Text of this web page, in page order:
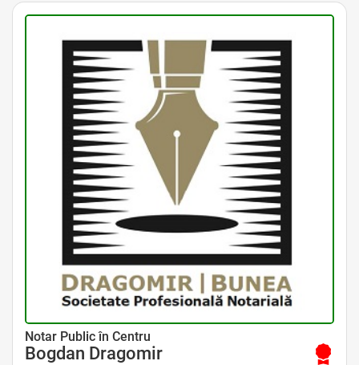
Avocat Specializat în Drept Civil • Avocat Specializat în Dreptul Familiei
Notar Public în Centru
Bogdan Dragomir